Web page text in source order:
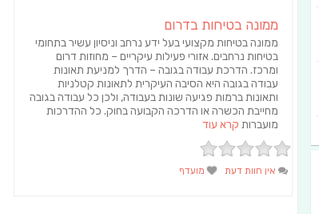
ממונה בטיחות בדרום
ממונה בטיחות מקצועי בעל ידע נרחב וניסיון עשיר בתחומי
בטיחות נרחבים. אזורי פעילות עיקריים – מחוזות דרום
ומרכז. הדרכת עבודה בגובה – הדרך למניעת תאונות
עבודה בגובה היא הסיבה העיקרית לתאונות קטלניות
ותאונות ברמות פגיעה שונות בעבודה, ולכן כל עבודה בגובה
מחייבת הכשרה או הדרכה הקבועה בחוק. כל ההדרכות
מועברות קרא עוד
אין חוות דעת מועדף